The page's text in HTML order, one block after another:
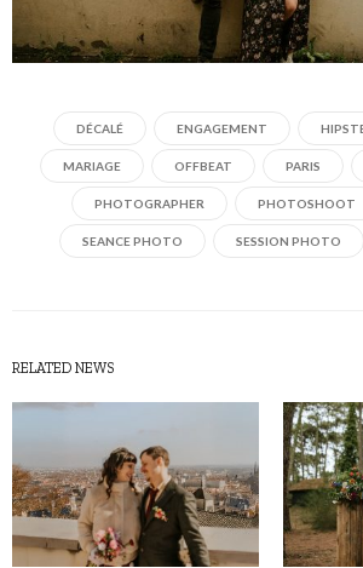
DÉCALÉ ENGAGEMENT
MARIAGE OFFBEAT PARIS
PHOTOGRAPHER PHOTOSHOOT
SEANCE PHOTO SESSION PHOTO
RELATED NEWS